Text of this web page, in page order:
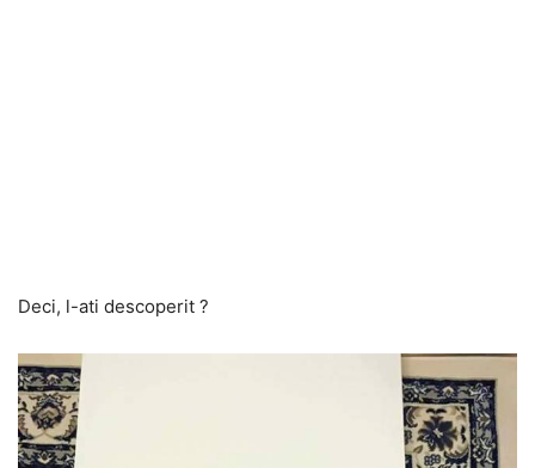
Deci, l-ati descoperit ?